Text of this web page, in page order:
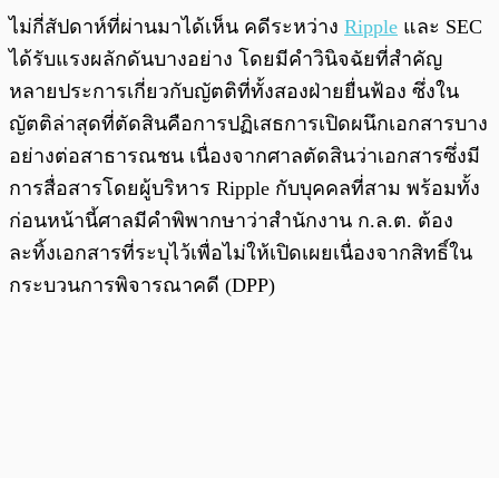
ไม่กี่สัปดาห์ที่ผ่านมาได้เห็น คดีระหว่าง Ripple และ SEC
ได้รับแรงผลักดันบางอย่าง โดยมีคำวินิจฉัยที่สำคัญ
หลายประการเกี่ยวกับญัตติที่ทั้งสองฝ่ายยื่นฟ้อง ซึ่งใน
ญัตติล่าสุดที่ตัดสินคือการปฏิเสธการเปิดผนึกเอกสารบาง
อย่างต่อสาธารณชน เนื่องจากศาลตัดสินว่าเอกสารซึ่งมี
การสื่อสารโดยผู้บริหาร Ripple กับบุคคลที่สาม พร้อมทั้ง
ก่อนหน้านี้ศาลมีคำพิพากษาว่าสำนักงาน ก.ล.ต. ต้อง
ละทิ้งเอกสารที่ระบุไว้เพื่อไม่ให้เปิดเผยเนื่องจากสิทธิ์ใน
กระบวนการพิจารณาคดี (DPP)